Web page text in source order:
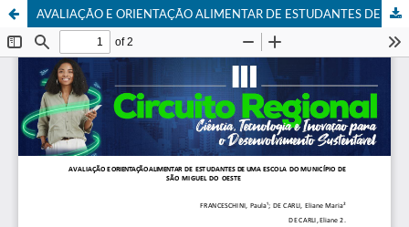
AVALIAÇÃO E ORIENTAÇÃO ALIMENTAR DE ESTUDANTES DE UMA ESCOLA DO MUNICÍPIO DE SÃO MIGUEL DO OESTE